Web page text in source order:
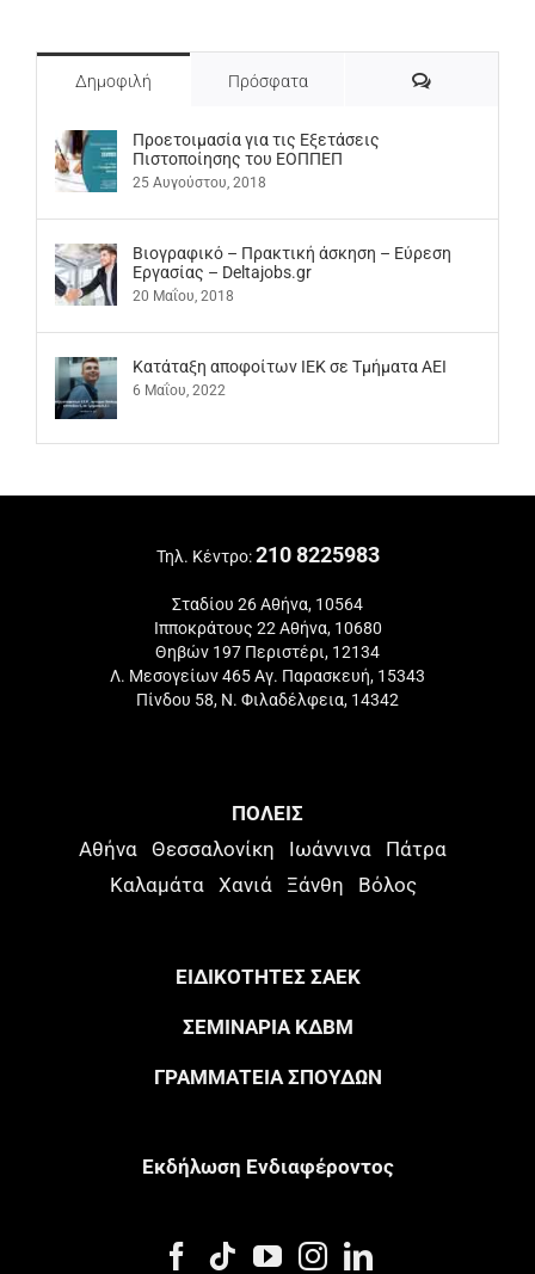
Δημοφιλή Πρόσφατα Σχόλια
Προετοιμασία για τις Εξετάσεις
Πιστοποίησης του ΕΟΠΠΕΠ
25 Αυγούστου, 2018
Βιογραφικό – Πρακτική άσκηση – Εύρεση
Εργασίας – Deltajobs.gr
20 Μαΐου, 2018
Kατάταξη αποφοίτων ΙΕΚ σε Τμήματα ΑΕΙ
6 Μαΐου, 2022
Τηλ. Κέντρο:210 8225983
Σταδίου 26 Αθήνα, 10564
Ιπποκράτους 22 Αθήνα, 10680
Θηβών 197 Περιστέρι, 12134
Λ. Μεσογείων 465 Αγ. Παρασκευή, 15343
Πίνδου 58, Ν. Φιλαδέλφεια, 14342
ΠΟΛΕΙΣ
Αθήνα Θεσσαλονίκη Ιωάννινα
Πάτρα
Καλαμάτα
Χανιά Ξάνθη Βόλος
ΕΙΔΙΚΟΤΗΤΕΣ ΣΑΕΚ
ΣΕΜΙΝΑΡΙΑ ΚΔΒΜ
ΓΡΑΜΜΑΤΕΙΑ ΣΠΟΥΔΩΝ
Eκδήλωση Eνδιαφέροντος